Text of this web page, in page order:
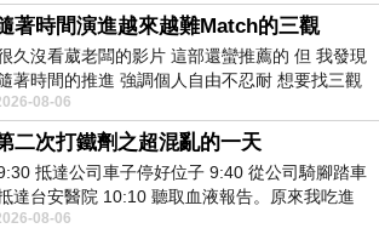
著時間演進越來越難Match的三觀
久沒看葳老闆的影片 這部還蠻推薦的 但 我發現
著時間的推進 強調個人自由不忍耐 想要找三觀
近的不要說對象 連朋友都超
08-06
二次打鐵劑之超混亂的一天
抵達公司車子停好位子 9:40 從公司騎腳踏車
達台安醫院 10:10 聽取血液報告。原來我吃進
的 B12 彌可保並非沒有吸收而是超
08-06